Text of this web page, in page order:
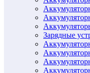
Зарядные